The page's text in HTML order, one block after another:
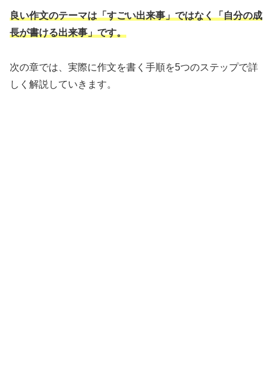
良い作文のテーマは「すごい出来事」ではなく「自分の成
長が書ける出来事」です。
次の章では、実際に作文を書く手順を5つのステップで詳
しく解説していきます。